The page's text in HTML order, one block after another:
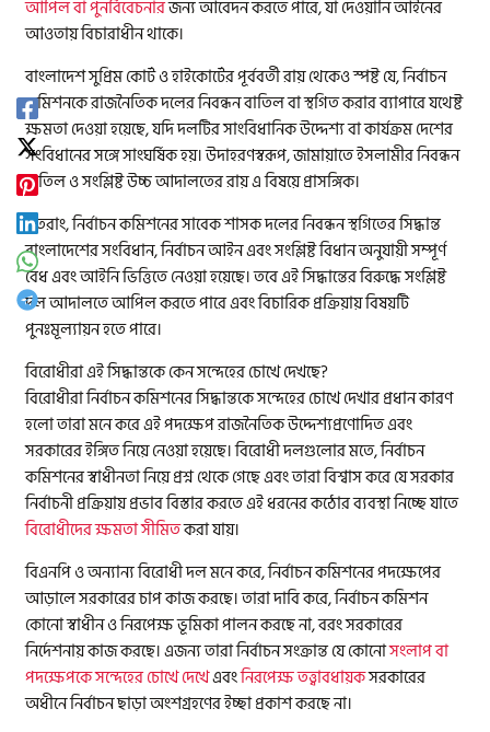
আপিল বা পুনর্বিবেচনারজন্য আবেদন করতে পারে, যা দেওয়ানি আইনের
আওতায় বিচারাধীন থাকে।
বাংলাদেশ সুপ্রিম কোর্ট ও হাইকোর্টের পূর্ববর্তী রায় থেকেও স্পষ্ট যে, নির্বাচন
কমিশনকে রাজনৈতিক দলের নিবন্ধন বাতিল বা স্থগিত করার ব্যাপারে যথেষ্ট
ক্ষমতা দেওয়া হয়েছে, যদি দলটির সাংবিধানিক উদ্দেশ্য বা কার্যক্রম দেশের
সংবিধানের সঙ্গে সাংঘর্ষিক হয়। উদাহরণস্বরূপ, জামায়াতে ইসলামীর নিবন্ধন
বাতিল ও সংশ্লিষ্ট উচ্চ আদালতের রায় এ বিষয়ে প্রাসঙ্গিক।
সুতরাং, নির্বাচন কমিশনের সাবেক শাসক দলের নিবন্ধন স্থগিতের সিদ্ধান্ত
বাংলাদেশের সংবিধান, নির্বাচন আইন এবং সংশ্লিষ্ট বিধান অনুযায়ী সম্পূর্ণ
বৈধ এবং আইনি ভিত্তিতে নেওয়া হয়েছে। তবে এই সিদ্ধান্তের বিরুদ্ধে সংশ্লিষ্ট
দল আদালতে আপিল করতে পারে এবং বিচারিক প্রক্রিয়ায় বিষয়টি
পুনঃমূল্যায়ন হতে পারে।
বিরোধীরা এই সিদ্ধান্তকে কেন সন্দেহের চোখে দেখছে?
বিরোধীরা নির্বাচন কমিশনের সিদ্ধান্তকে সন্দেহের চোখে দেখার প্রধান কারণ
হলো তারা মনে করে এই পদক্ষেপ রাজনৈতিক উদ্দেশ্যপ্রণোদিত এবং
সরকারের ইঙ্গিত নিয়ে নেওয়া হয়েছে। বিরোধী দলগুলোর মতে, নির্বাচন
কমিশনের স্বাধীনতা নিয়ে প্রশ্ন থেকে গেছে এবং তারা বিশ্বাস করে যে সরকার
নির্বাচনী প্রক্রিয়ায় প্রভাব বিস্তার করতে এই ধরনের কঠোর ব্যবস্থা নিচ্ছে যাতে
বিরোধীদের ক্ষমতা সীমিতকরা যায়।
বিএনপি ও অন্যান্য বিরোধী দল মনে করে, নির্বাচন কমিশনের পদক্ষেপের
আড়ালে সরকারের চাপ কাজ করছে। তারা দাবি করে, নির্বাচন কমিশন
কোনো স্বাধীন ও নিরপেক্ষ ভূমিকা পালন করছে না, বরং সরকারের
নির্দেশনায় কাজ করছে। এজন্য তারা নির্বাচন সংক্রান্ত যে কোনোসংলাপ বা
পদক্ষেপকে সন্দেহের চোখে দেখেএবংনিরপেক্ষ তত্ত্বাবধায়কসরকারের
অধীনে নির্বাচন ছাড়া অংশগ্রহণের ইচ্ছা প্রকাশ করছে না।